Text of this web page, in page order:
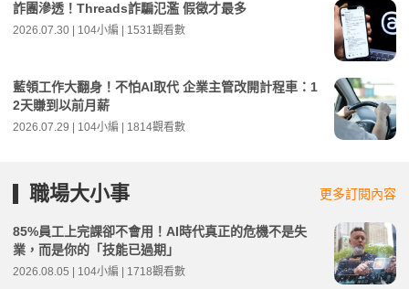
詐團滲透！Threads詐騙氾濫 假徵才最多
2026.07.30 | 104小編 | 1531觀看數
藍領工作大翻身！不怕AI取代 企業主管改開計程車：1
2天賺到以前月薪
2026.07.29 | 104小編 | 1814觀看數
職場大小事 更多訂閱內容
85%員工上完課卻不會用！AI時代真正的危機不是失
業，而是你的「技能已過期」
2026.08.05 | 104小編 | 1718觀看數